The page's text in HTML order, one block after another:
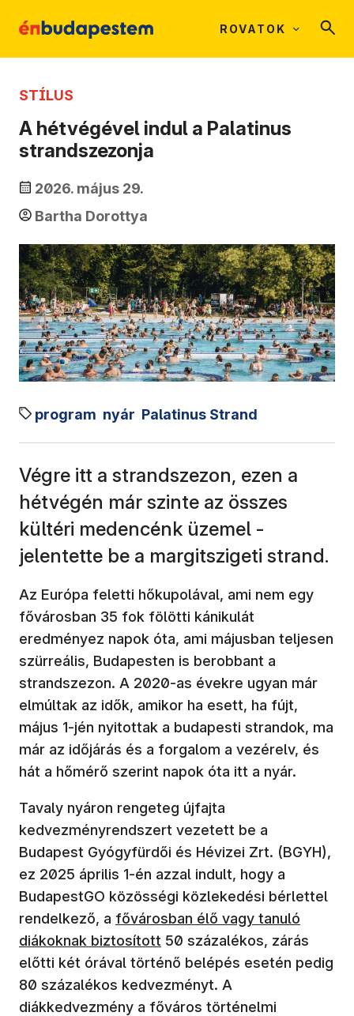
ROVATOK
STÍLUS
A hétvégével indul a Palatinus
strandszezonja
2026. május 29.
Bartha Dorottya
program nyár Palatinus Strand
Végre itt a strandszezon, ezen a
hétvégén már szinte az összes
kültéri medencénk üzemel -
jelentette be a margitszigeti strand.
Az Európa feletti hőkupolával, ami nem egy
fővárosban 35 fok fölötti kánikulát
eredményez napok óta, ami májusban teljesen
szürreális, Budapesten is berobbant a
strandszezon. A 2020-as évekre ugyan már
elmúltak az idők, amikor ha esett, ha fújt,
május 1-jén nyitottak a budapesti strandok, ma
már az időjárás és a forgalom a vezérelv, és
hát a hőmérő szerint napok óta itt a nyár.
Tavaly nyáron rengeteg újfajta
kedvezményrendszert vezetett be a
Budapest Gyógyfürdői és Hévizei Zrt. (BGYH),
ez 2025 április 1-én azzal indult, hogy a
BudapestGO közösségi közlekedési bérlettel
rendelkező, a fővárosban élő vagy tanuló
diákoknak biztosított 50 százalékos, zárás
előtti két órával történő belépés esetén pedig
80 százalékos kedvezményt. A
diákkedvezmény a főváros történelmi